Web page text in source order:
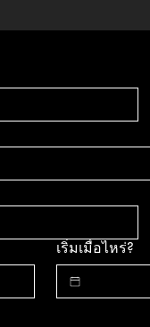
เริ่มเมื่อไหร่?